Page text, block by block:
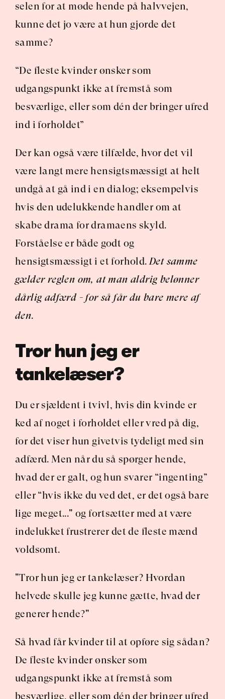
selen for at møde hende på halvvejen,
kunne det jo være at hun gjorde det
samme?
“De fleste kvinder ønsker som
udgangspunkt ikke at fremstå som
besværlige, eller som dén der bringer ufred
ind i forholdet”
Der kan også være tilfælde, hvor det vil
være langt mere hensigtsmæssigt at helt
undgå at gå ind i en dialog; eksempelvis
hvis den udelukkende handler om at
skabe drama for dramaens skyld.
Forståelse er både godt og
hensigtsmæssigt i et forhold. Det samme
gælder reglen om, at man aldrig belønner
dårlig adfærd - for så får du bare mere af
den.
Tror hun jeg er
tankelæser?
Du er sjældent i tvivl, hvis din kvinde er
ked af noget i forholdet eller vred på dig,
for det viser hun givetvis tydeligt med sin
adfærd. Men når du så spørger hende,
hvad der er galt, og hun svarer “ingenting”
eller “hvis ikke du ved det, er det også bare
lige meget..." og fortsætter med at være
indelukket frustrerer det de fleste mænd
voldsomt.
"Tror hun jeg er tankelæser? Hvordan
helvede skulle jeg kunne gætte, hvad der
generer hende?"
Så hvad får kvinder til at opføre sig sådan?
De fleste kvinder ønsker som
udgangspunkt ikke at fremstå som
besværlige, eller som dén der bringer ufred